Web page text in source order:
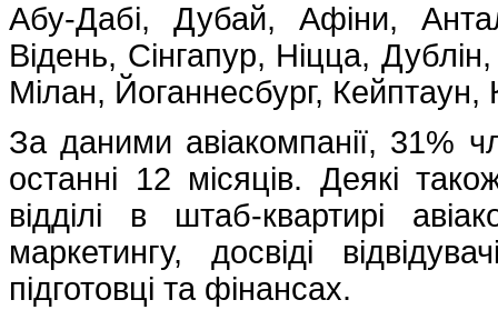
Абу-Дабі, Дубай, Афіни,
Відень, Сінгапур, Ніцца,
Мілан, Йоганнесбург,
За даними авіакомпанії, 31%
останні 12 місяців. Деякі
відділі в штаб-квартирі
маркетингу, досвіді
підготовці та фінансах.